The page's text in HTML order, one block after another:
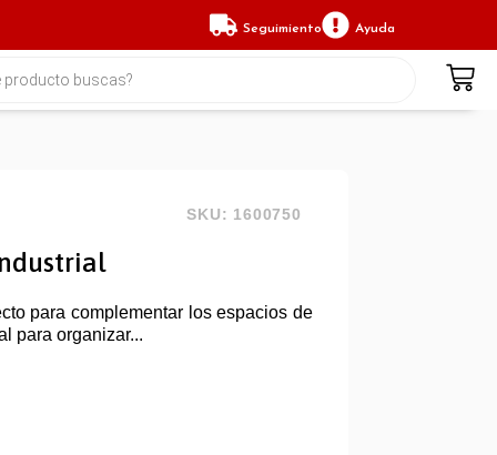
Seguimiento Ayuda
SKU: 1600750
para complementar los espacios de
para organizar...